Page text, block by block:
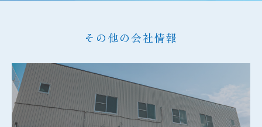
その他の会社情報